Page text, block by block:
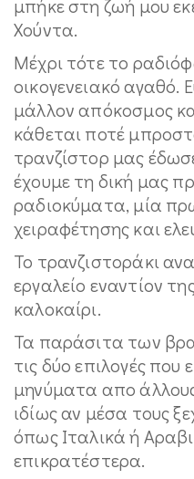
μπήκε στη ζωή μου
Χούντα.
Μέχρι τότε το
οικογενειακό αγαθό.
μάλλον απόκοσμος
κάθεται ποτέ
τρανζίστορ μας
έχουμε τη δική μας
ραδιοκύματα, μία
χειραφέτησης και
Το τρανζιστοράκι
εργαλείο εναντίον
καλοκαίρι.
Τα παράσιτα των
τις δύο επιλογές που
μηνύματα απο
ιδίως αν μέσα τους
όπως Ιταλικά ή
επικρατέστερα.